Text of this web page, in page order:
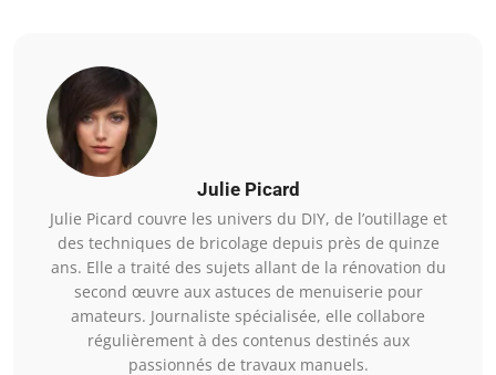
Julie Picard
Julie Picard couvre les univers du DIY, de l’outillage et
des techniques de bricolage depuis près de quinze
ans. Elle a traité des sujets allant de la rénovation du
second œuvre aux astuces de menuiserie pour
amateurs. Journaliste spécialisée, elle collabore
régulièrement à des contenus destinés aux
passionnés de travaux manuels.